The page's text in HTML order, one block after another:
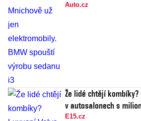
Auto.cz
Že lidé chtějí kombíky?
v autosalonech s
E15.cz